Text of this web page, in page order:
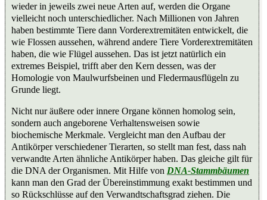
wieder in jeweils zwei neue Arten auf, werden die Organe
vielleicht noch unterschiedlicher. Nach Millionen von Jahren
haben bestimmte Tiere dann Vorderextremitäten entwickelt, die
wie Flossen aussehen, während andere Tiere Vorderextremitäten
haben, die wie Flügel aussehen. Das ist jetzt natürlich ein
extremes Beispiel, trifft aber den Kern dessen, was der
Homologie von Maulwurfsbeinen und Fledermausflügeln zu
Grunde liegt.
Nicht nur äußere oder innere Organe können homolog sein,
sondern auch angeborene Verhaltensweisen sowie
biochemische Merkmale. Vergleicht man den Aufbau der
Antikörper verschiedener Tierarten, so stellt man fest, dass nah
verwandte Arten ähnliche Antikörper haben. Das gleiche gilt für
die DNA der Organismen. Mit Hilfe von DNA-Stammbäumen
kann man den Grad der Übereinstimmung exakt bestimmen und
so Rückschlüsse auf den Verwandtschaftsgrad ziehen. Die